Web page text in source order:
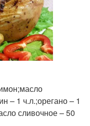
– 1 ч.л.;орегано – 1
сливочное – 50